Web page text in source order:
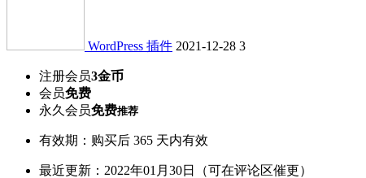
WordPress 插件 2021-12-28 3
注册会员3金币
会员免费
永久会员免费推荐
有效期：购买后 365 天内有效
最近更新：2022年01月30日（可在评论区催更）